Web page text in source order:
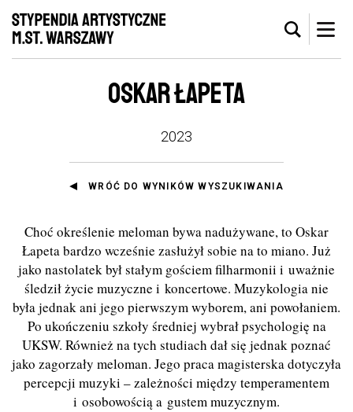
OSKAR ŁAPETA
2023
WRÓĆ DO WYNIKÓW WYSZUKIWANIA
Choć określenie meloman bywa nadużywane, to Oskar
Łapeta bardzo wcześnie zasłużył sobie na to miano. Już
jako nastolatek był stałym gościem filharmonii i uważnie
śledził życie muzyczne i koncertowe. Muzykologia nie
była jednak ani jego pierwszym wyborem, ani powołaniem.
Po ukończeniu szkoły średniej wybrał psychologię na
UKSW. Również na tych studiach dał się jednak poznać
jako zagorzały meloman. Jego praca magisterska dotyczyła
percepcji muzyki – zależności między temperamentem
i osobowością a gustem muzycznym.